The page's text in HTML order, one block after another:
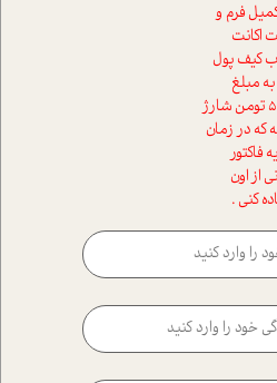
فرم و
اکانت
کیف پول
مبلغ
50/000 تومن شارژ
که در زمان
فاکتور
از اون
کنی .